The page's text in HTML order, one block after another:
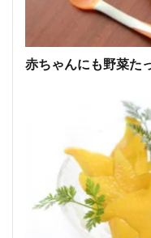
赤ちゃんにも野菜た